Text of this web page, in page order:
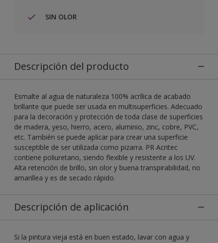
SIN OLOR
Descripción del producto
Esmalte al agua de naturaleza 100% acrílica de acabado
brillante que puede ser usada en multisuperficies. Adecuado
para la decoración y protección de toda clase de superficies
de madera, yeso, hierro, acero, aluminio, zinc, cobre, PVC,
etc. También se puede aplicar para crear una superficie
susceptible de ser utilizada como pizarra. PR Acritec
contiene poliuretano, siendo flexible y resistente a los UV.
Alta retención de brillo, sin olor y buena transpirabilidad, no
amarillea y es de secado rápido.
Descripción de aplicación
Si la pintura vieja está en buen estado, lavar con agua y